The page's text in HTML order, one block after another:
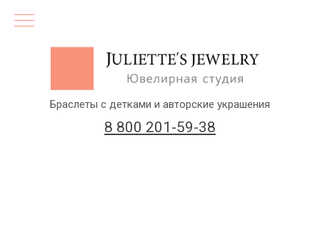
8 800 201-59-38
Браслеты с детками и авторские украшения